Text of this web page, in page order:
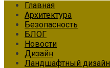
Главная
Архитектура
Безопасность
БЛОГ
Новости
Дизайн
Ландшафтный дизайн